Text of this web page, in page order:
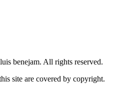
benejam. All rights reserved.
site are covered by copyright.